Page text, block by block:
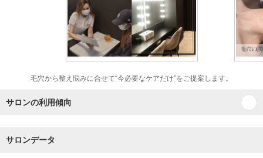
毛穴から整え悩みに合せて“今必要なケアだけ”をご提案します。
サロンの利用傾向
サロンデータ